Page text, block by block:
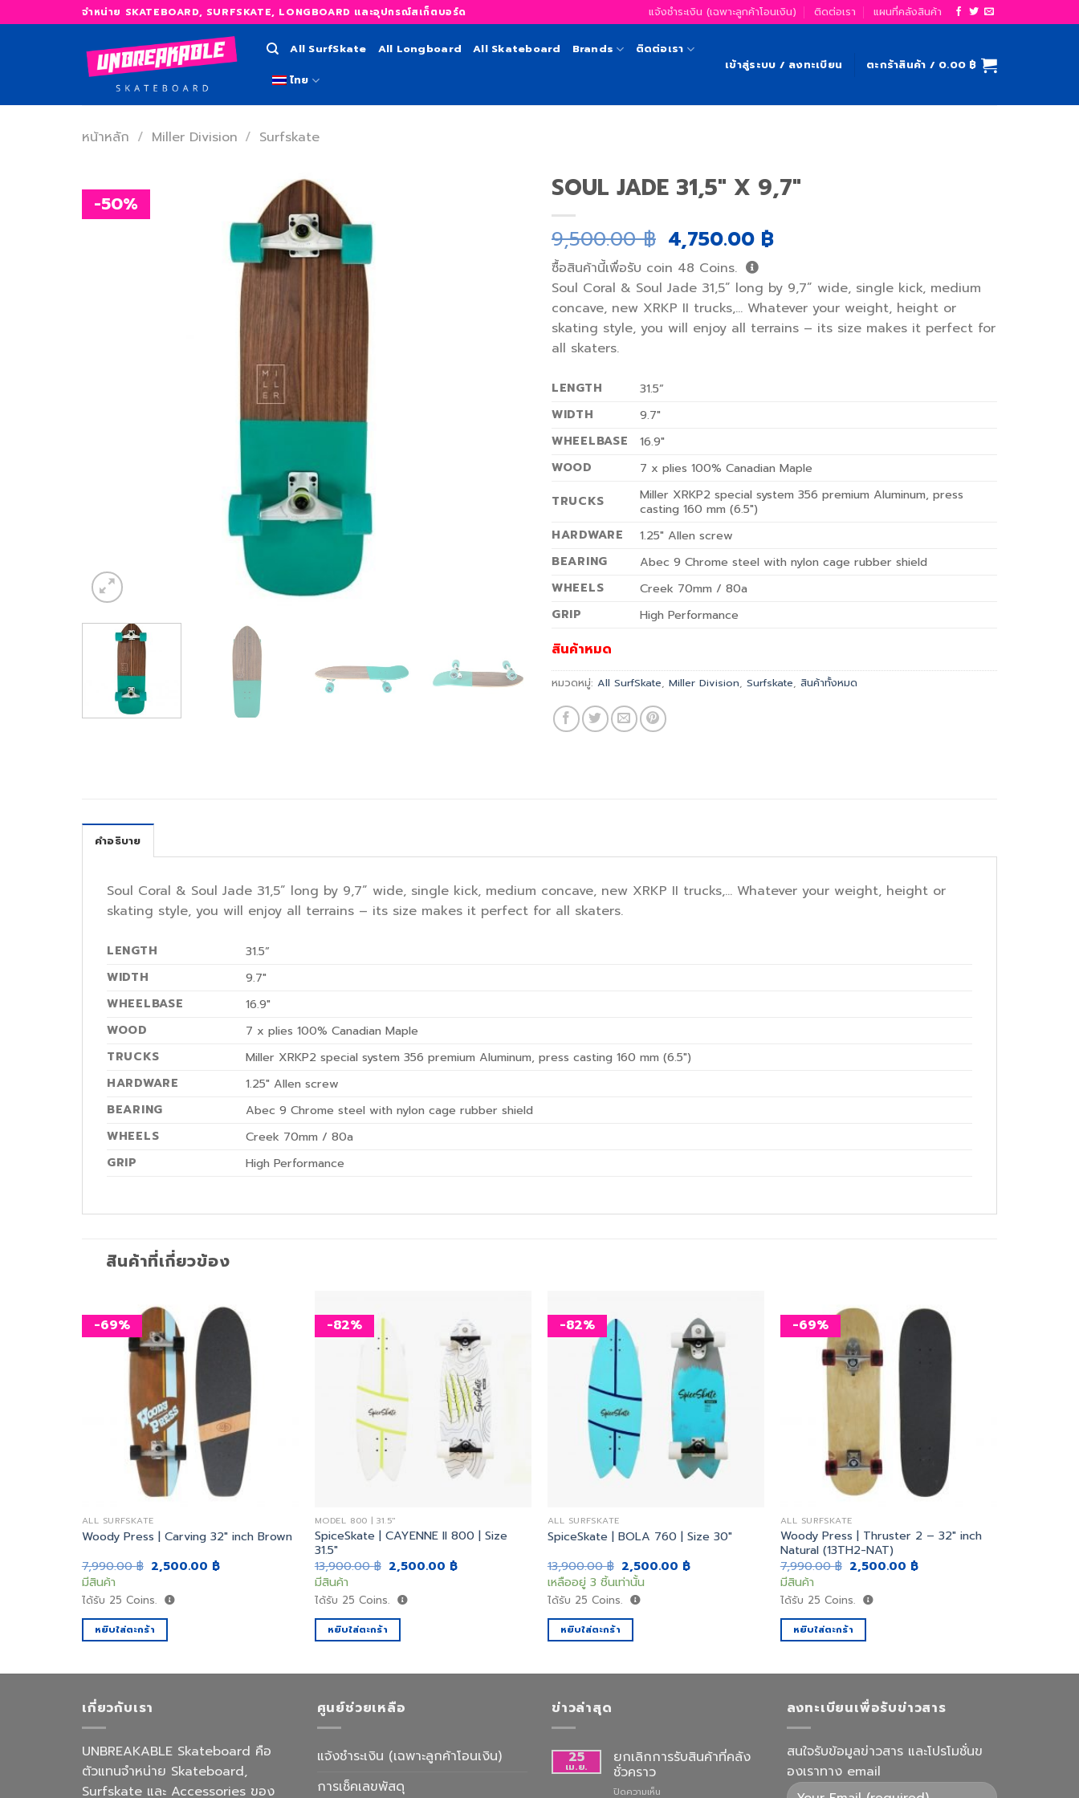
to
จำหน่าย SKATEBOARD, SURFSKATE, LONGBOARD และอุปกรณ์สเก็ตบอร์ด แจ้งชำระเงิน (เฉพาะลูกค้าโอนเงิน) ติดต่อเรา แผนที่คลังสินค้า
All SurfSkate All Longboard All Skateboard Brands ติดต่อเรา
ไทย
เข้าสู่ระบบ / ลงทะเบียน ตะกร้าสินค้า / 0.00 ฿
หน้าหลัก / Miller Division / Surfskate
-50% SOUL JADE 31,5″ X 9,7″
9,500.00฿ Original
price
was:
9,500.00 ฿.
4,750.00 ฿Current
is:
4,750.00 ฿.
ซื้อสินค้านี้เพื่อรับ coin 48 Coins.
Soul Coral & Soul Jade 31,5” long by 9,7” wide, single kick, medium
concave, new XRKP II trucks,… Whatever your weight, height or
skating style, you will enjoy all terrains – its size makes it perfect for
all skaters.
LENGTH
31.5”
WIDTH
9.7″
WHEELBASE
16.9″
WOOD
7 x plies 100% Canadian Maple
TRUCKS
Miller XRKP2 special system 356 premium Aluminum, press
casting 160 mm (6.5″)
HARDWARE
1.25″ Allen screw
BEARING
Abec 9 Chrome steel with nylon cage rubber shield
WHEELS
Creek 70mm / 80a
GRIP
High Performance
สินค้าหมด
หมวดหมู่: All SurfSkate Miller Division Surfskate สินค้าทั้งหมด
คำอธิบาย
Soul Coral & Soul Jade 31,5” long by 9,7” wide, single kick, medium concave, new XRKP II trucks,… Whatever your weight, height or
skating style, you will enjoy all terrains – its size makes it perfect for all skaters.
LENGTH
31.5”
WIDTH
9.7″
WHEELBASE
16.9″
WOOD
7 x plies 100% Canadian Maple
TRUCKS
Miller XRKP2 special system 356 premium Aluminum, press casting 160 mm (6.5″)
HARDWARE
1.25″ Allen screw
BEARING
Abec 9 Chrome steel with nylon cage rubber shield
WHEELS
Creek 70mm / 80a
GRIP
High Performance
สินค้าที่เกี่ยวข้อง
-69%
ALL SURFSKATE
Woody Press | Carving 32″ inch Brown
7,990.00฿ Original
price
7,990.00 ฿.
2,500.00 ฿Current
มีสินค้า
ได้รับ 25 Coins.
หยิบใส่ตะกร้า
-82%
MODEL 800 | 31.5"
SpiceSkate | CAYENNE II 800 | Size
31.5″
13,900.00฿ Original
price
13,900.00 ฿.
2,500.00 ฿Current
มีสินค้า
ได้รับ 25 Coins.
หยิบใส่ตะกร้า
-82%
ALL SURFSKATE
SpiceSkate | BOLA 760 | Size 30″
13,900.00฿ Original
price
was:
13,900.00 ฿.
2,500.00 ฿Current
เหลืออยู่ 3 ชิ้นเท่านั้น
ได้รับ 25 Coins.
หยิบใส่ตะกร้า
-69%
ALL SURFSKATE
Woody Press | Thruster 2 – 32″ inch
Natural (13TH2-NAT)
7,990.00฿ Original
price
7,990.00 ฿.
2,500.00 ฿Current
มีสินค้า
ได้รับ 25 Coins.
หยิบใส่ตะกร้า
เกี่ยวกับเรา
UNBREAKABLE Skateboard คือ
ตัวแทนจำหน่าย Skateboard,
Surfskate และ Accessories ของ
ศูนย์ช่วยเหลือ
แจ้งชำระเงิน (เฉพาะลูกค้าโอนเงิน)
การเช็คเลขพัสดุ
ข่าวล่าสุด
25
เม.ย.
ยกเลิกการรับสินค้าที่คลัง
ชั่วคราว
ปิดความเห็น
ลงทะเบียนเพื่อรับข่าวสาร
สนใจรับข้อมูลข่าวสาร และโปรโมชั่นข
องเราทาง email